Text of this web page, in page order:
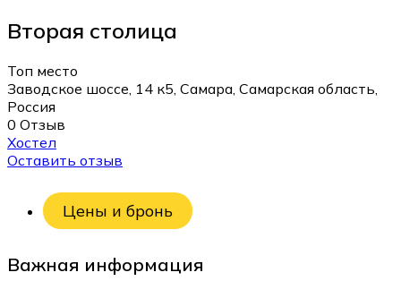
Вторая столица
Топ место
Заводское шоссе, 14 к5, Самара, Самарская область,
Россия
0 Отзыв
Хостел
Оставить отзыв
Цены и бронь
Важная информация